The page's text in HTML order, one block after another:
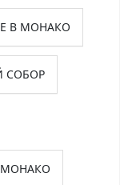
В МОНАКО
СОБОР